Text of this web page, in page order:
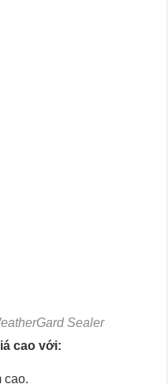
Sealer
cao với:
cao.